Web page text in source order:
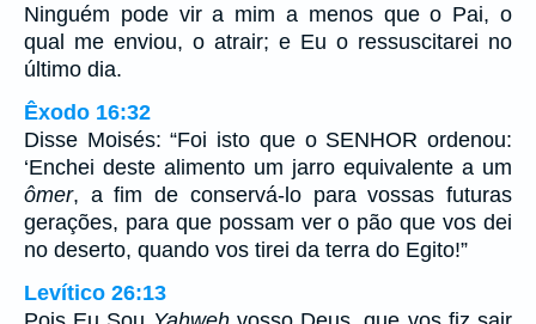
Ninguém pode vir a mim a menos que o Pai, o
qual me enviou, o atrair; e Eu o ressuscitarei no
último dia.
Êxodo 16:32
Disse Moisés: “Foi isto que o SENHOR ordenou:
‘Enchei deste alimento um jarro equivalente a um
ômer, a fim de conservá-lo para vossas futuras
gerações, para que possam ver o pão que vos dei
no deserto, quando vos tirei da terra do Egito!”
Levítico 26:13